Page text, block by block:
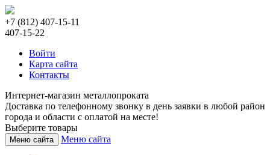
+7 (812) 407-15-11
407-15-22
Войти
Карта сайта
Контакты
Интернет-магазин металлопроката
Доставка по телефонному звонку в день заявки в любой район
города и области с оплатой на месте!
Выберите товары
Меню сайта Меню сайта